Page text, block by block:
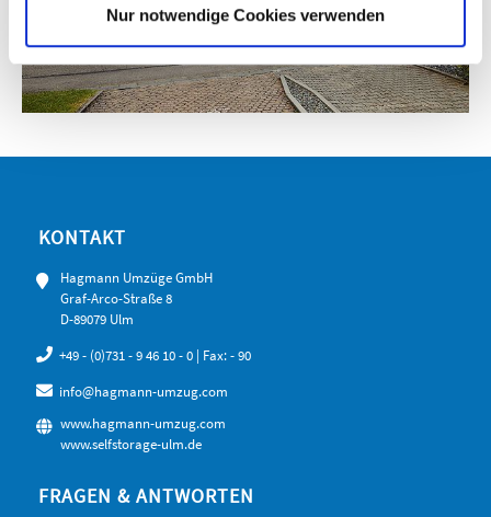
Nur notwendige Cookies verwenden
KONTAKT
Hagmann Umzüge GmbH
Graf-Arco-Straße 8
D-89079 Ulm
+49 - (0)731 - 9 46 10 - 0 | Fax: - 90
info@hagmann-umzug.com
www.hagmann-umzug.com
www.selfstorage-ulm.de
FRAGEN & ANTWORTEN